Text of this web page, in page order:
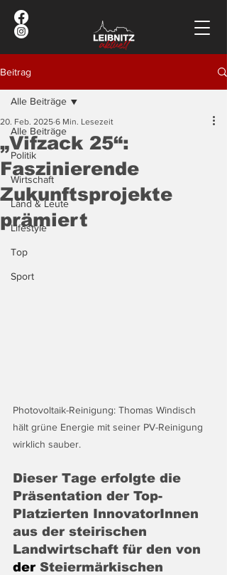
Beitrag
Alle Beiträge
Politik
Wirtschaft
Land & Leute
Lifestyle
Top
Sport
Alle Beiträge
„Vifzack 25“:
Faszinierende
Zukunftsprojekte
prämiert
20. Feb. 2025 6 Min. Lesezeit
Photovoltaik-Reinigung: Thomas Windisch
hält grüne Energie mit seiner PV-Reinigung
wirklich sauber.
Dieser Tage erfolgte die
Präsentation der Top-
Platzierten InnovatorInnen
aus der steirischen
Landwirtschaft für den von
der Steiermärkischen